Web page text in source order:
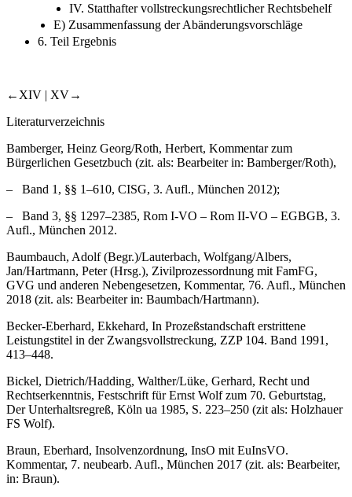
IV. Statthafter vollstreckungsrechtlicher Rechtsbehelf
E) Zusammenfassung der Abänderungsvorschläge
6. Teil Ergebnis
←XIV | XV→
Literaturverzeichnis
Bamberger, Heinz Georg/Roth, Herbert, Kommentar zum
Bürgerlichen Gesetzbuch (zit. als: Bearbeiterin: Bamberger/Roth),
– Band 1, §§ 1–610, CISG, 3. Aufl., München 2012);
– Band 3, §§ 1297–2385, Rom I-VO – Rom II-VO – EGBGB, 3.
Aufl., München 2012.
Baumbauch, Adolf(Begr.)/Lauterbach, Wolfgang/Albers,
Jan/Hartmann, Peter(Hrsg.), Zivilprozessordnung mit FamFG,
GVG und anderen Nebengesetzen, Kommentar, 76. Aufl., München
2018 (zit. als: Bearbeiterin: Baumbach/Hartmann).
Becker-Eberhard, Ekkehard, In Prozeßstandschaft erstrittene
Leistungstitel in der Zwangsvollstreckung, ZZP 104. Band 1991,
413–448.
Bickel, Dietrich/Hadding, Walther/Lüke, Gerhard, Recht und
Rechtserkenntnis, Festschrift für Ernst Wolf zum 70. Geburtstag,
Der Unterhaltsregreß, Köln ua 1985, S. 223–250 (zit als: Holzhauer
FS Wolf).
Braun, Eberhard, Insolvenzordnung, InsO mit EuInsVO.
Kommentar, 7. neubearb. Aufl., München 2017 (zit. als: Bearbeiter,
in: Braun).